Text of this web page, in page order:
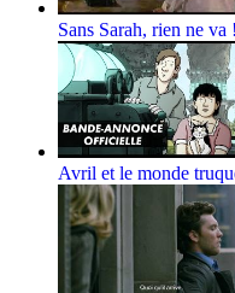
Sans Sarah, rien ne va !
Avril et le monde